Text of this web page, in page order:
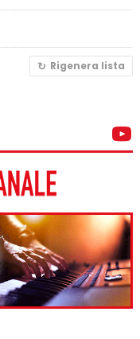
Rigenera lista